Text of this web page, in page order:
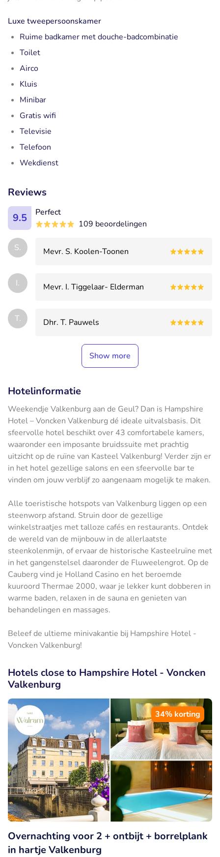
Luxe tweepersoonskamer
Ruime badkamer met douche-badcombinatie
Toilet
Airco
Kluis
Minibar
Gratis wifi
Televisie
Telefoon
Wekdienst
Reviews
9.5
Perfect
109 beoordelingen
S. Mevr. S. Koolen-Toonen
I. Mevr. I. Tiggelaar- Elderman
T. Dhr. T. Pauwels
Show more
Hotelinformatie
Weekendje Valkenburg aan de Geul? Dan is Hampshire
Hotel – Voncken Valkenburg dé ideale uitvalsbasis. Dit
sfeervolle hotel beschikt over 43 comfortabele kamers,
waaronder een imposante bruidssuite met prachtig
uitzicht op de ruïne van Kasteel Valkenburg! Verder zijn er
in het hotel gezellige salons en een sfeervolle bar te
vinden om jouw verblijf zo aangenaam mogelijk te maken.
Alle toeristische hotspots van Valkenburg liggen op een
steenworp afstand. Struin door de gezellige
winkelstraatjes met talloze cafés en restaurants. Ontdek
de wereld van de mijnbouw in de allerlaatste
steenkolenmijn, of ervaar de historische Kasteelruïne met
in het gangenstelsel daaronder de Fluweelengrot. Op de
Cauberg vind je Holland Casino en het beroemde
kuuroord Thermae 2000, waar je lekker kunt dobberen in
warme baden, relaxen in de sauna en genieten van
behandelingen en massages.
Beleef de ultieme minivakantie bij Hampshire Hotel -
Voncken Valkenburg!
Hotels close to Hampshire Hotel - Voncken
Valkenburg
34% korting
Overnachting voor 2 + ontbijt + borrelplank
in hartje Valkenburg